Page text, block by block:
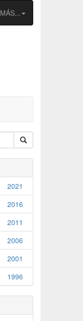
MÁS...
2021
2016
2011
2006
2001
1996